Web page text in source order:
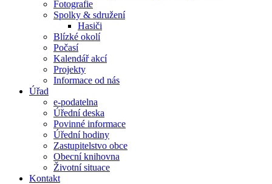
Fotografie
Spolky & sdružení
Hasiči
Blízké okolí
Počasí
Kalendář akcí
Projekty
Informace od nás
Úřad
e-podatelna
Úřední deska
Povinné informace
Úřední hodiny
Zastupitelstvo obce
Obecní knihovna
Životní situace
Kontakt